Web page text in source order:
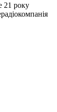
21 року